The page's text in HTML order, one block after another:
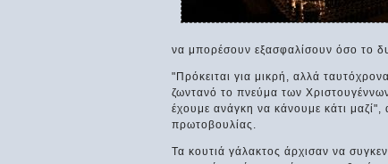
να μπορέσουν εξασφαλίσουν όσο το
"Πρόκειται για μικρή, αλλά
ζωντανό το πνεύμα των
έχουμε ανάγκη να κάνουμε κάτι
πρωτοβουλίας.
Τα κουτιά γάλακτος άρχισαν να